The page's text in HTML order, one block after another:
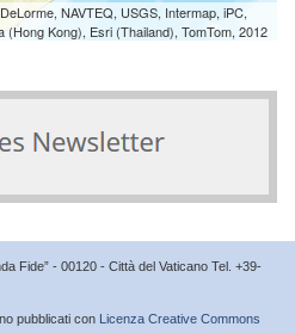
NAVTEQ, USGS, Intermap, iPC,
Kong), Esri (Thailand), TomTom, 2012
Fide” - 00120 - Città del Vaticano Tel. +39-
pubblicati con Licenza Creative Commons